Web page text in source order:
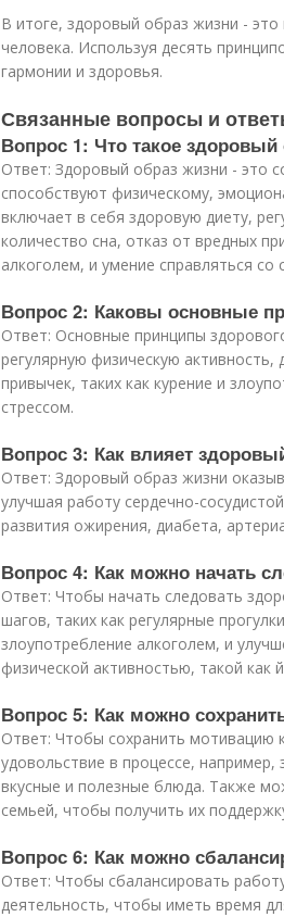
В итоге, здоровый образ жизни -
человека. Используя десять
гармонии и здоровья.
Связанные вопросы и
Вопрос 1: Что такое здоровый
Ответ: Здоровый образ жизни - это
способствуют физическому,
включает в себя здоровую диету,
количество сна, отказ от вредных
алкоголем, и умение справляться со
Вопрос 2: Каковы основные
Ответ: Основные принципы
регулярную физическую
привычек, таких как курение и
стрессом.
Вопрос 3: Как влияет
Ответ: Здоровый образ жизни
улучшая работу сердечно-
развития ожирения, диабета,
Вопрос 4: Как можно начать
Ответ: Чтобы начать следовать
шагов, таких как регулярные
злоупотребление алкоголем, и
физической активностью, такой как
Вопрос 5: Как можно
Ответ: Чтобы сохранить мотивацию
удовольствие в процессе,
вкусные и полезные блюда. Также
семьей, чтобы получить их
Вопрос 6: Как можно
Ответ: Чтобы сбалансировать
деятельность, чтобы иметь время